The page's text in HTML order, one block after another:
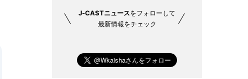
J-CASTニュースをフォローして
最新情報をチェック